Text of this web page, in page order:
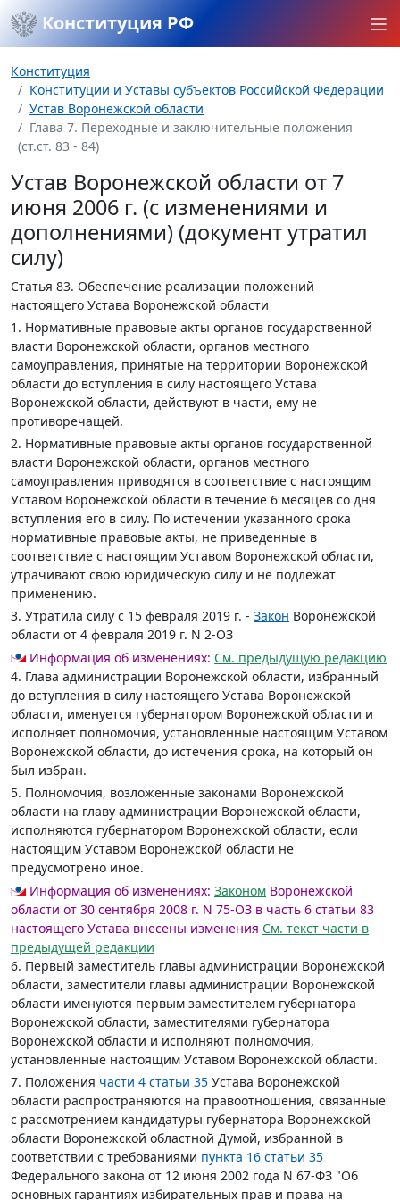
Конституция РФ
Конституция
Конституции и Уставы субъектов Российской Федерации
Устав Воронежской области
Глава 7. Переходные и заключительные положения
(ст.ст. 83 - 84)
Устав Воронежской области от 7
июня 2006 г. (с изменениями и
дополнениями) (документ утратил
силу)
Статья 83. Обеспечение реализации положений
настоящего Устава Воронежской области
1. Нормативные правовые акты органов государственной
власти Воронежской области, органов местного
самоуправления, принятые на территории Воронежской
области до вступления в силу настоящего Устава
Воронежской области, действуют в части, ему не
противоречащей.
2. Нормативные правовые акты органов государственной
власти Воронежской области, органов местного
самоуправления приводятся в соответствие с настоящим
Уставом Воронежской области в течение 6 месяцев со дня
вступления его в силу. По истечении указанного срока
нормативные правовые акты, не приведенные в
соответствие с настоящим Уставом Воронежской области,
утрачивают свою юридическую силу и не подлежат
применению.
3. Утратила силу с 15 февраля 2019 г. - Закон Воронежской
области от 4 февраля 2019 г. N 2-ОЗ
Информация об изменениях: См. предыдущую редакцию
4. Глава администрации Воронежской области, избранный
до вступления в силу настоящего Устава Воронежской
области, именуется губернатором Воронежской области и
исполняет полномочия, установленные настоящим Уставом
Воронежской области, до истечения срока, на который он
был избран.
5. Полномочия, возложенные законами Воронежской
области на главу администрации Воронежской области,
исполняются губернатором Воронежской области, если
настоящим Уставом Воронежской области не
предусмотрено иное.
Информация об изменениях: Законом Воронежской
области от 30 сентября 2008 г. N 75-ОЗ в часть 6 статьи 83
настоящего Устава внесены изменения См. текст части в
предыдущей редакции
6. Первый заместитель главы администрации Воронежской
области, заместители главы администрации Воронежской
области именуются первым заместителем губернатора
Воронежской области, заместителями губернатора
Воронежской области и исполняют полномочия,
установленные настоящим Уставом Воронежской области.
7. Положения части 4 статьи 35 Устава Воронежской
области распространяются на правоотношения, связанные
с рассмотрением кандидатуры губернатора Воронежской
области Воронежской областной Думой, избранной в
соответствии с требованиями пункта 16 статьи 35
Федерального закона от 12 июня 2002 года N 67-ФЗ "Об
основных гарантиях избирательных прав и права на